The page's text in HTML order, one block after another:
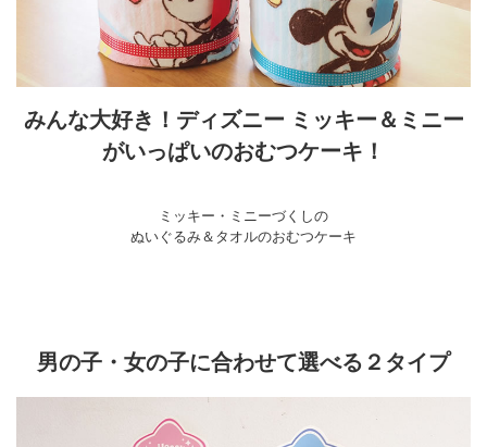
みんな大好き！ディズニー ミッキー＆ミニー
がいっぱいのおむつケーキ！
ミッキー・ミニーづくしの
ぬいぐるみ＆タオルのおむつケーキ
男の子・女の子に合わせて選べる２タイプ